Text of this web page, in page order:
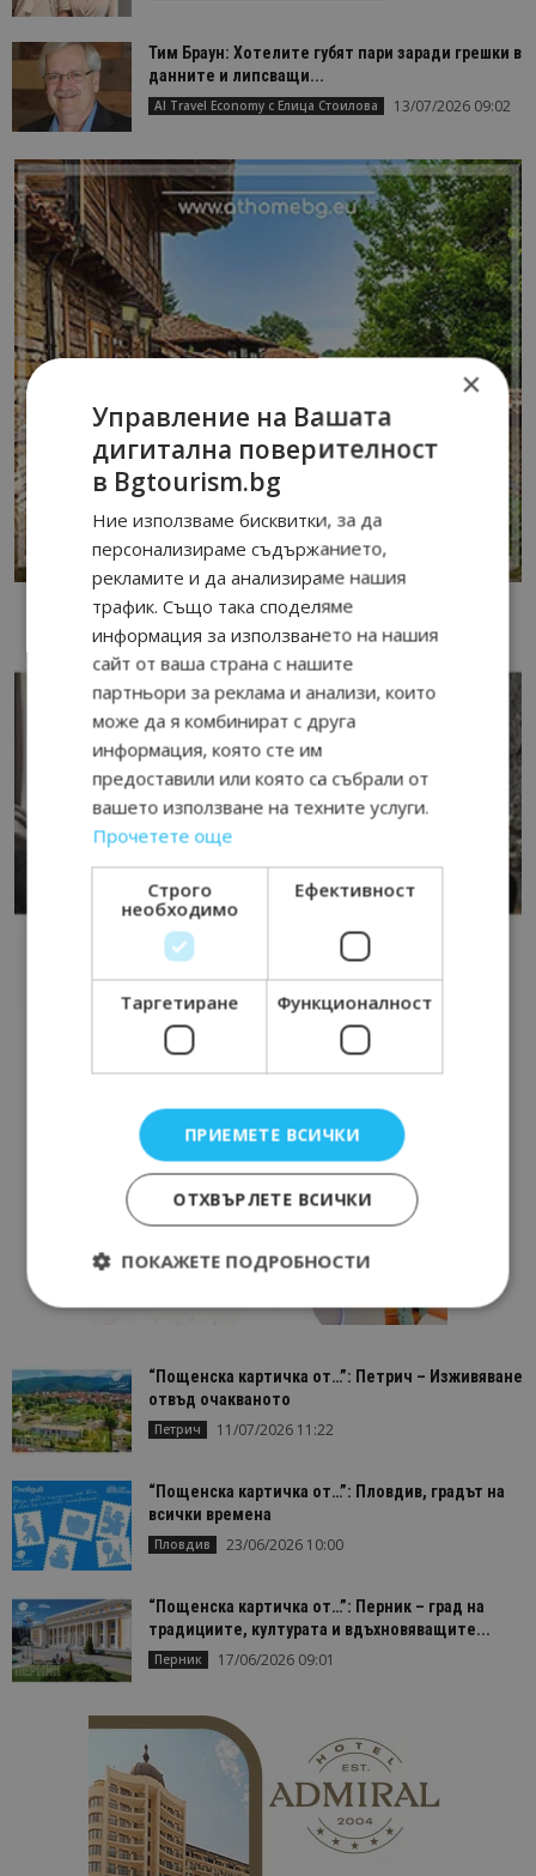
Тим Браун: Хотелите губят пари заради грешки в
данните и липсващи...
AI Travel Economy с Елица Стоилова 13/07/2026 09:02
“Пощенска картичка от…”: Петрич – Изживяване
отвъд очакваното
Петрич 11/07/2026 11:22
“Пощенска картичка от…”: Пловдив, градът на
всички времена
Пловдив 23/06/2026 10:00
“Пощенска картичка от…”: Перник – град на
традициите, културата и вдъхновяващите...
Перник 17/06/2026 09:01
×
Управление на Вашата
дигитална поверителност
в Bgtourism.bg
Ние използваме бисквитки, за да
персонализираме съдържанието,
рекламите и да анализираме нашия
трафик. Също така споделяме
информация за използването на нашия
сайт от ваша страна с нашите
партньори за реклама и анализи, които
може да я комбинират с друга
информация, която сте им
предоставили или която са събрали от
вашето използване на техните услуги.
Прочетете още
Строго
необходимо
Ефективност
Таргетиране Функционалност
ПРИЕМЕТЕ ВСИЧКИ
ОТХВЪРЛЕТЕ ВСИЧКИ
ПОКАЖЕТЕ ПОДРОБНОСТИ
Таргетиране
Строго необходимите бисквитки позволяват
основната функционалност на уебсайта, като
акаунта. Уебсайтът не може да се използва
правилно без строго необходими бисквитки.
Име
Доставчик
cookie_notice_accepted
lisandraramos.com
bgtourism.bg
7 дни